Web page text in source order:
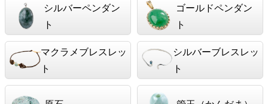
シルバーペンダン
ト
ゴールドペンダン
ト
マクラメブレスレッ
ト
シルバーブレスレッ
ト